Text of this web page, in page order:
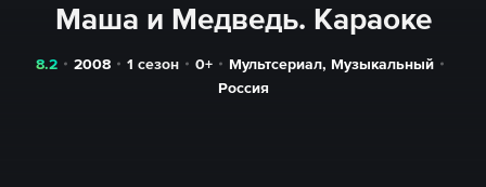
Маша и Медведь. Караоке
8.2 2008 1 сезон 0+ Мультсериал, Музыкальный
Россия